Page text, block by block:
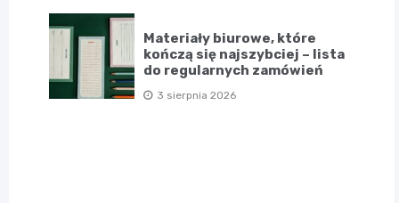
Materiały biurowe, które
kończą się najszybciej – lista
do regularnych zamówień
3 sierpnia 2026